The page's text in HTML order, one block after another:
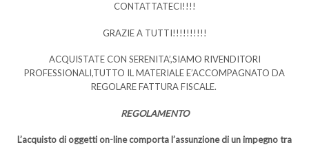
CONTATTATECI!!!!
GRAZIE A TUTTI!!!!!!!!!!
ACQUISTATE CON SERENITA’,SIAMO RIVENDITORI
PROFESSIONALI,TUTTO IL MATERIALE E’ACCOMPAGNATO DA
REGOLARE FATTURA FISCALE.
REGOLAMENTO
L’acquisto di oggetti on-line comporta l’assunzione di un impegno tra